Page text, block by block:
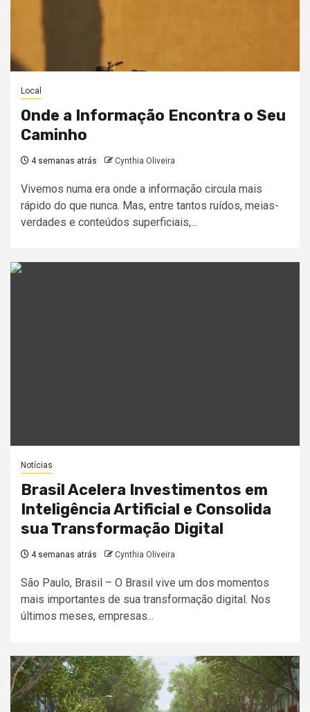
Local
Onde a Informação Encontra o Seu
Caminho
4 semanas atrás Cynthia Oliveira
Vivemos numa era onde a informação circula mais
rápido do que nunca. Mas, entre tantos ruídos, meias-
verdades e conteúdos superficiais,...
Notícias
Brasil Acelera Investimentos em
Inteligência Artificial e Consolida
sua Transformação Digital
4 semanas atrás Cynthia Oliveira
São Paulo, Brasil – O Brasil vive um dos momentos
mais importantes de sua transformação digital. Nos
últimos meses, empresas...